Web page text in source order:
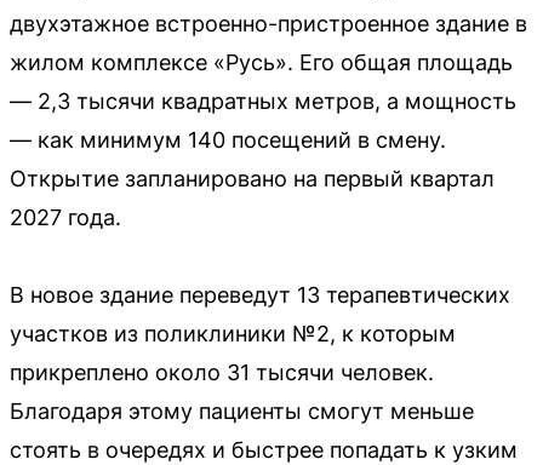
двухэтажное встроенно-пристроенное здание в
жилом комплексе «Русь». Его общая площадь
— 2,3 тысячи квадратных метров, а мощность
— как минимум 140 посещений в смену.
Открытие запланировано на первый квартал
2027 года.
В новое здание переведут 13 терапевтических
участков из поликлиники №2, к которым
прикреплено около 31 тысячи человек.
Благодаря этому пациенты смогут меньше
стоять в очередях и быстрее попадать к узким